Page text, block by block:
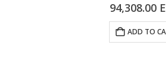
94,308.00
ADD TO